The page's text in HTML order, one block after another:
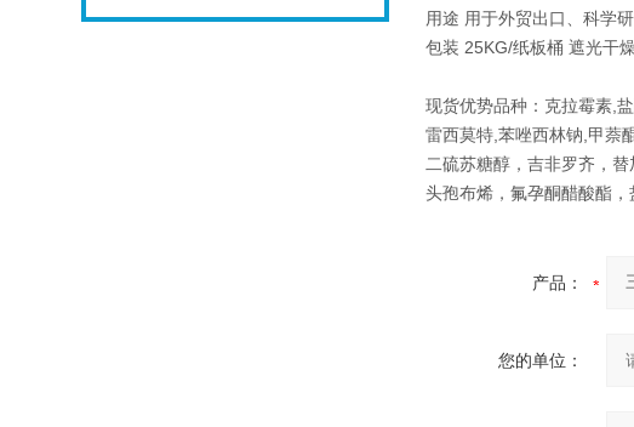
用途 用于外贸出口、科学
包装 25KG/纸板桶 遮光干
现货优势品种：克拉霉素,
雷西莫特,苯唑西林钠,甲萘
二硫苏糖醇，吉非罗齐，
头孢布烯，氟孕酮醋酸酯
产品：
您的单位：